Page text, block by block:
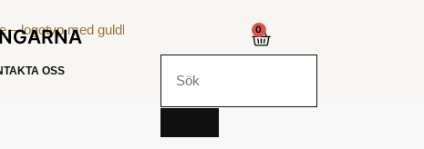
OSS
0